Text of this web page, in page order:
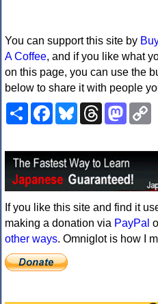
You can support this site by
A Coffee, and if you like what
on this page, you can use the
below to share it with people
ShareFacebookBlueskyThreads
If you like this site and find it
making a donation via PayPal
other ways. Omniglot is how I